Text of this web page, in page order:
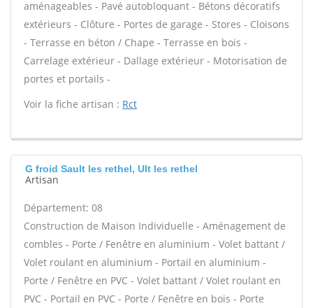
aménageables - Pavé autobloquant - Bétons décoratifs
extérieurs - Clôture - Portes de garage - Stores - Cloisons
- Terrasse en béton / Chape - Terrasse en bois -
Carrelage extérieur - Dallage extérieur - Motorisation de
portes et portails -
Voir la fiche artisan : Rct
G froid Sault les rethel, Ult les rethel
Artisan
Département: 08
Construction de Maison Individuelle - Aménagement de
combles - Porte / Fenêtre en aluminium - Volet battant /
Volet roulant en aluminium - Portail en aluminium -
Porte / Fenêtre en PVC - Volet battant / Volet roulant en
PVC - Portail en PVC - Porte / Fenêtre en bois - Porte